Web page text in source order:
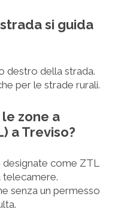
si guida
destro della strada.
per le strade rurali.
zone a
a Treviso?
designate come ZTL
senza un permesso